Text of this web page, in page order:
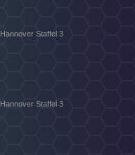
Staffel 3
Staffel 3